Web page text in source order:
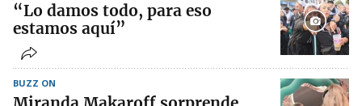
“Lo damos todo, para eso
estamos aquí”
BUZZ ON